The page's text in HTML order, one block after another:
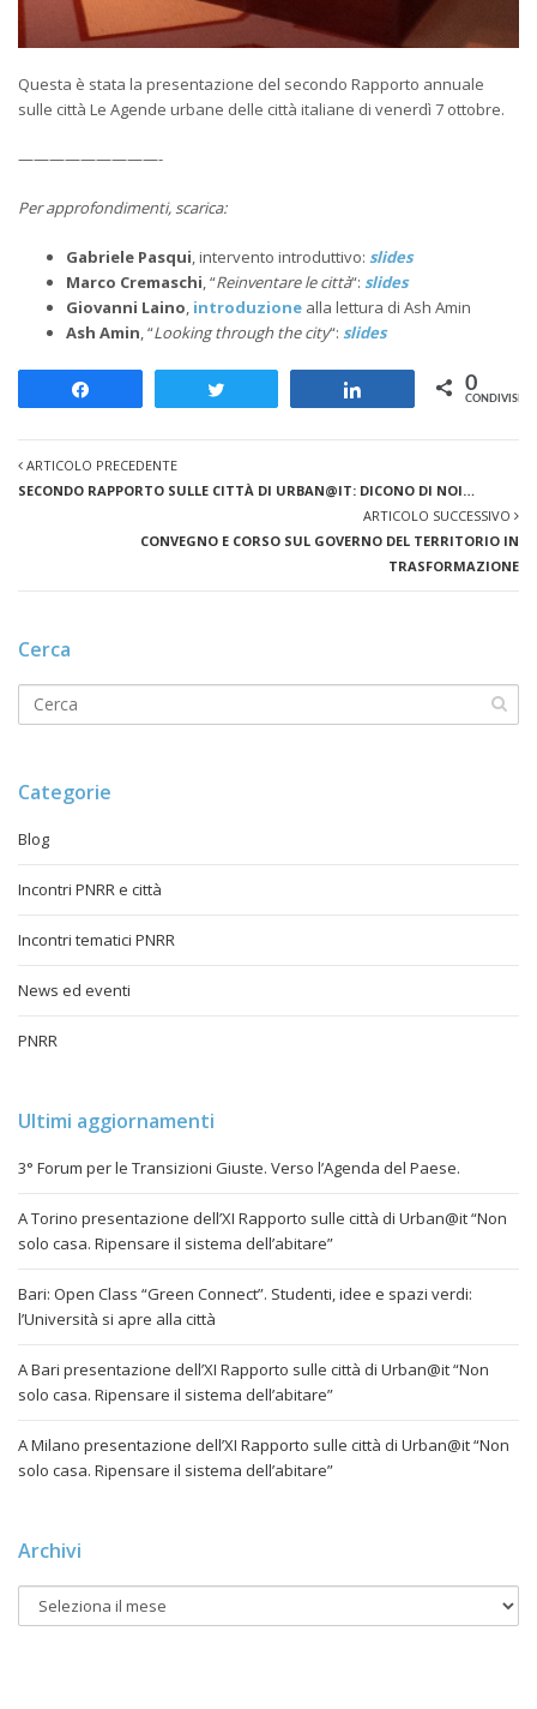
Questa è stata la presentazione del secondo Rapporto annuale
sulle città Le Agende urbane delle città italiane di venerdì 7 ottobre.
—————————-
Per approfondimenti, scarica:
Gabriele Pasqui , intervento introduttivo: slides
Marco Cremaschi , “Reinventare le città“: slides
Giovanni Laino introduzione alla lettura di Ash Amin
Ash Amin , “Looking through the city“: slides
0
ARTICOLO PRECEDENTE
SECONDO RAPPORTO SULLE CITTÀ DI URBAN@IT: DICONO DI NOI…
ARTICOLO SUCCESSIVO
CONVEGNO E CORSO SUL GOVERNO DEL TERRITORIO IN
TRASFORMAZIONE
Cerca
Categorie
Blog
Incontri PNRR e città
Incontri tematici PNRR
News ed eventi
PNRR
Ultimi aggiornamenti
3° Forum per le Transizioni Giuste. Verso l’Agenda del Paese.
A Torino presentazione dell’XI Rapporto sulle città di Urban@it “Non
solo casa. Ripensare il sistema dell’abitare”
Bari: Open Class “Green Connect”. Studenti, idee e spazi verdi:
l’Università si apre alla città
A Bari presentazione dell’XI Rapporto sulle città di Urban@it “Non
solo casa. Ripensare il sistema dell’abitare”
A Milano presentazione dell’XI Rapporto sulle città di Urban@it “Non
solo casa. Ripensare il sistema dell’abitare”
Archivi